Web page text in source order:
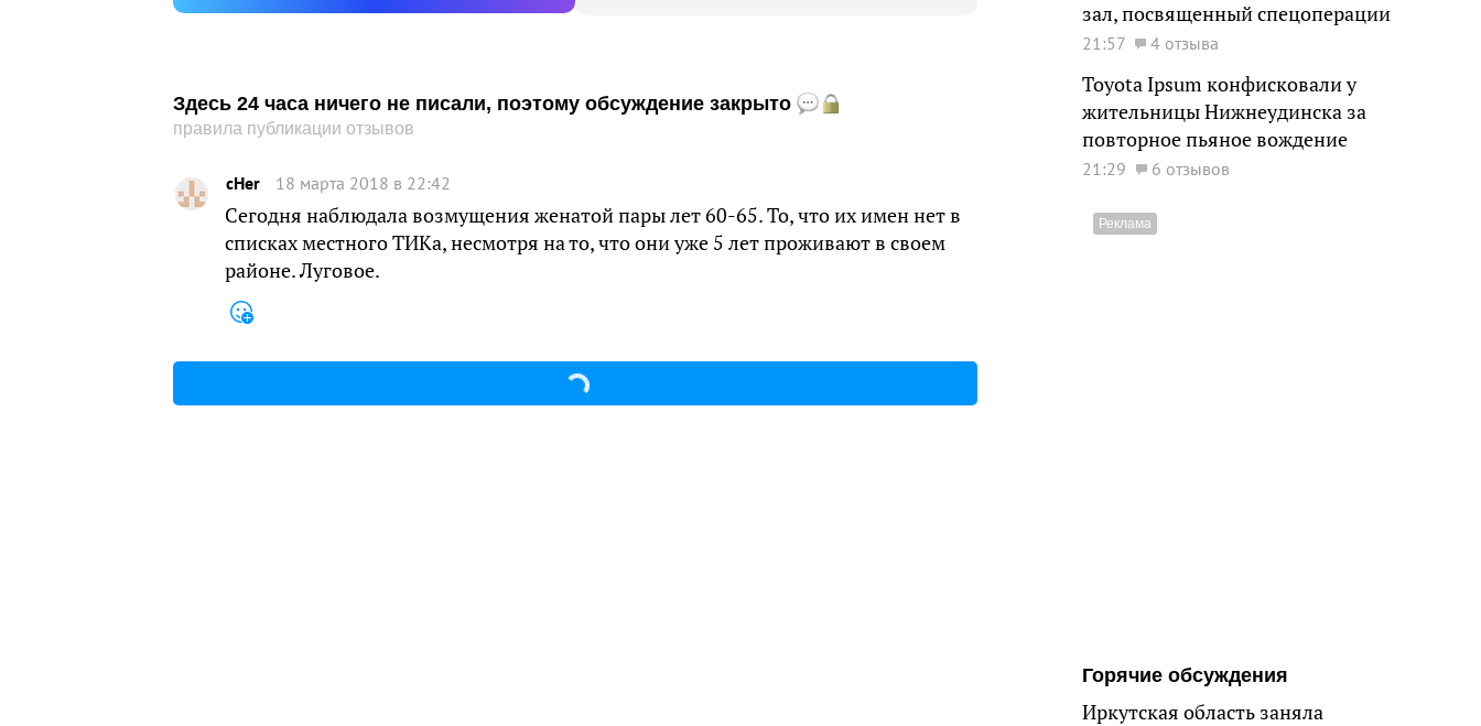
Здесь 24 часа ничего не писали, поэтому обсуждение закрыто
правила публикации отзывов
cHer 18 марта 2018 в 22:42
Сегодня наблюдала возмущения женатой пары лет 60-65. То, что их имен нет в
списках местного ТИКа, несмотря на то, что они уже 5 лет проживают в своем
районе. Луговое.
зал, посвященный спецоперации
21:57 4 отзыва
Toyota Ipsum конфисковали у
жительницы Нижнеудинска за
повторное пьяное вождение
21:29 6 отзывов
Горячие обсуждения
Иркутская область заняла